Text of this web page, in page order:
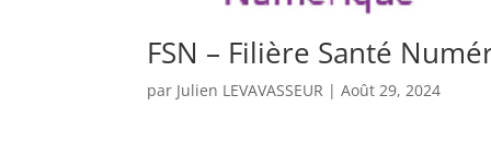
FSN – Filière Santé
par Julien LEVAVASSEUR |Août 29, 2024